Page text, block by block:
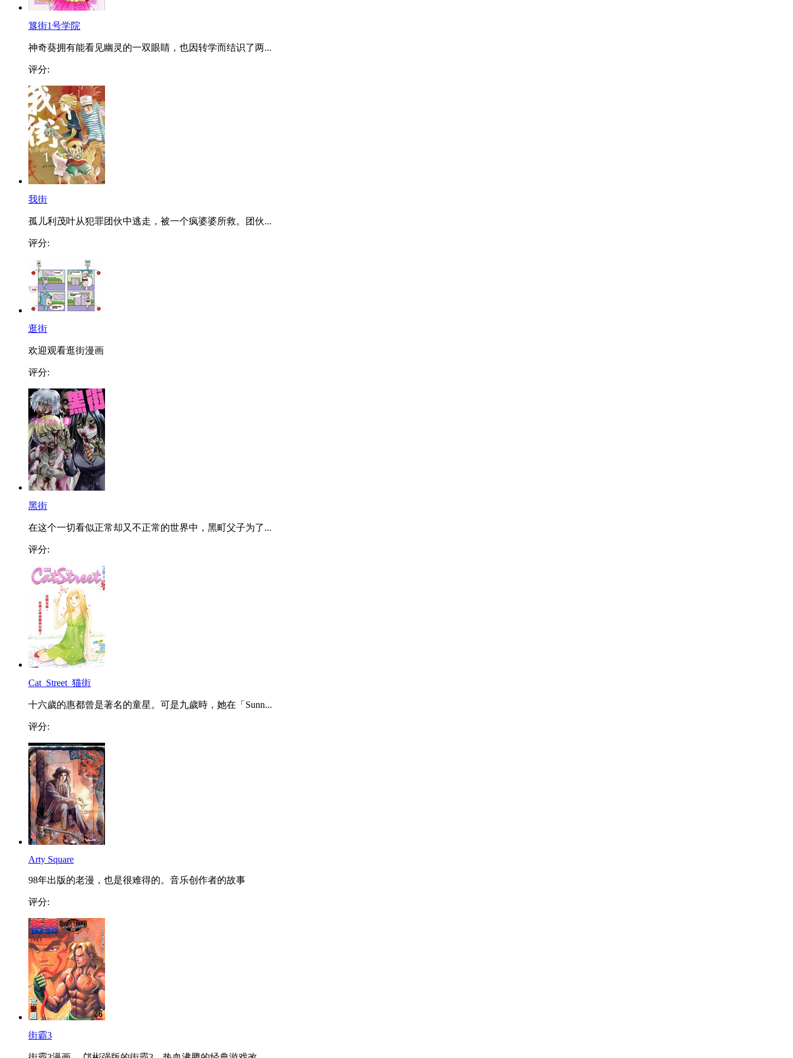
簋街1号学院
神奇葵拥有能看见幽灵的一双眼睛，也因转学而结识了两...
评分:
我街
孤儿利茂叶从犯罪团伙中逃走，被一个疯婆婆所救。团伙...
评分:
逛街
欢迎观看逛街漫画
评分:
黑街
在这个一切看似正常却又不正常的世界中，黑町父子为了...
评分:
Cat_Street_猫街
十六歲的惠都曾是著名的童星。可是九歲時，她在「Sunn...
评分:
Arty Square
98年出版的老漫，也是很难得的。音乐创作者的故事
评分:
街霸3